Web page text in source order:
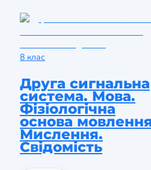
8 клас
Друга сигнальна
система. Мова.
Фізіологічна
основа
Мислення.
Свідомість